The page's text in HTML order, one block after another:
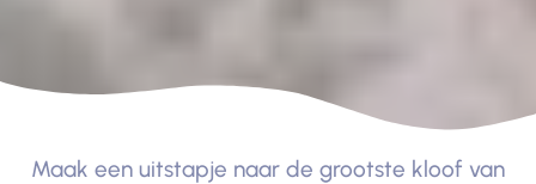
Maak een uitstapje naar de grootste kloof van